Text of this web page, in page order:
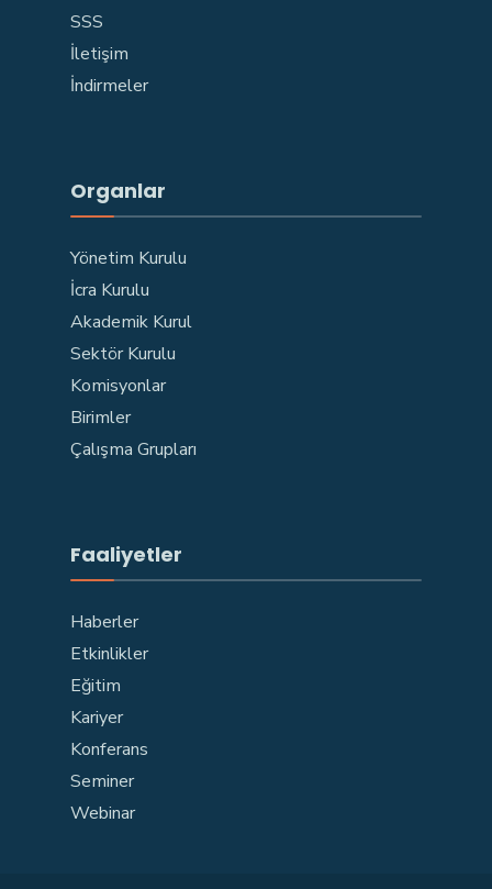
SSS
İletişim
İndirmeler
Organlar
Yönetim Kurulu
İcra Kurulu
Akademik Kurul
Sektör Kurulu
Komisyonlar
Birimler
Çalışma Grupları
Faaliyetler
Haberler
Etkinlikler
Eğitim
Kariyer
Konferans
Seminer
Webinar